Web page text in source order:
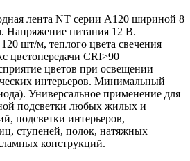
лента NT серии A120 шириной 8
питания 12 В.
шт/м, теплого цвета свечения
цветопередачи CRI>90
цветов при освещении
интерьеров. Минимальный
Универсальное применение для
подсветки любых жилых и
подсветки интерьеров,
ступеней, полок, натяжных
конструкций.